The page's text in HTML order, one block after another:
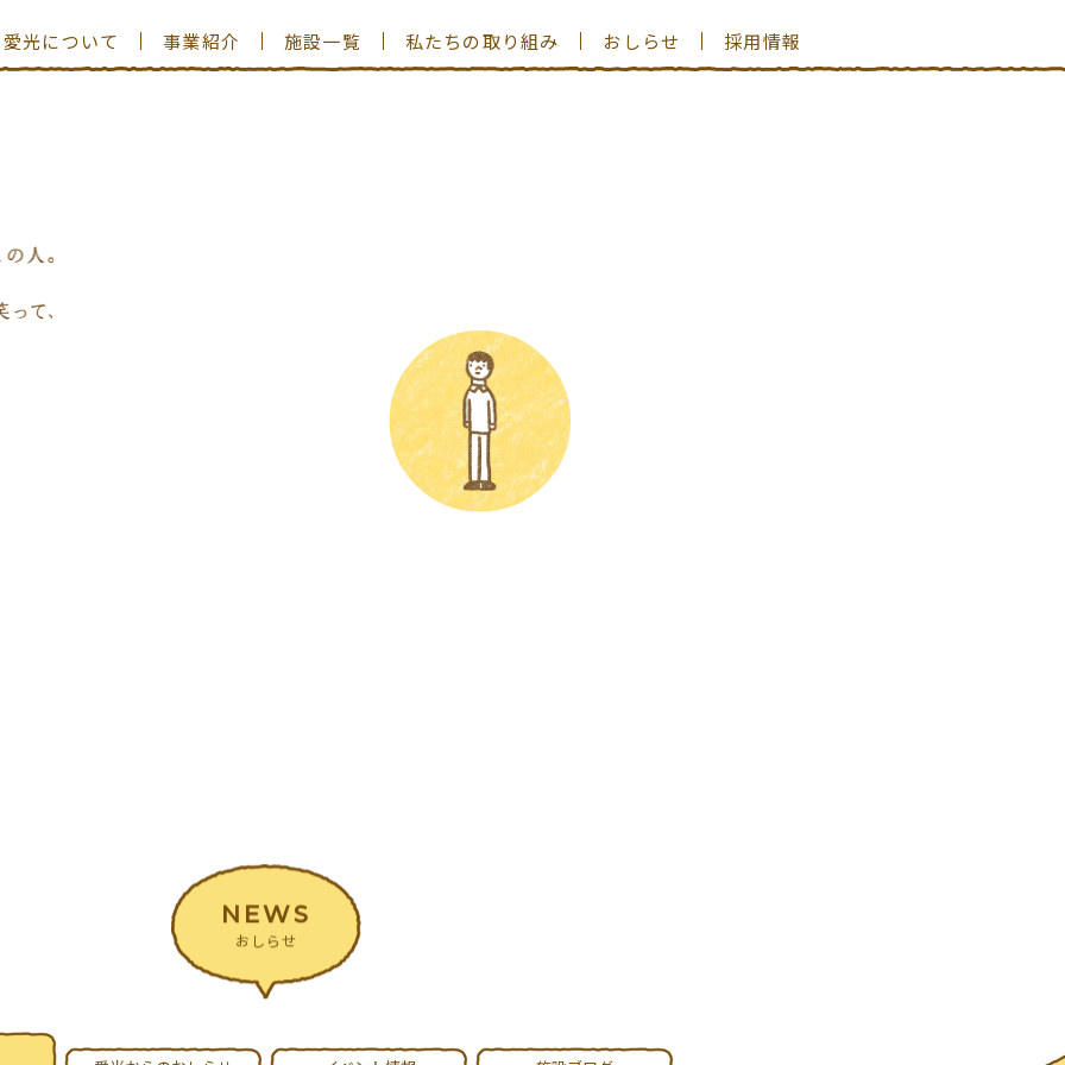
愛光について 事業紹介 施設一覧 私たちの取り組み おしらせ 採用情報
NEWS
おしらせ